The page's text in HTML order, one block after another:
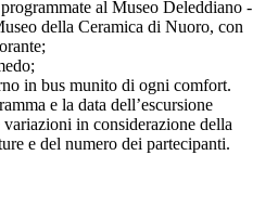
al Museo Deleddiano -
della Ceramica di Nuoro, con
in bus munito di ogni comfort.
e la data dell’escursione
in considerazione della
e del numero dei partecipanti.